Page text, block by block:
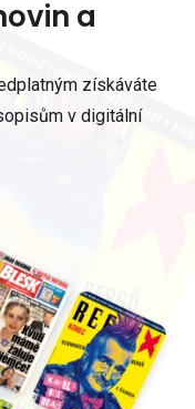
a
získáváte
v digitální